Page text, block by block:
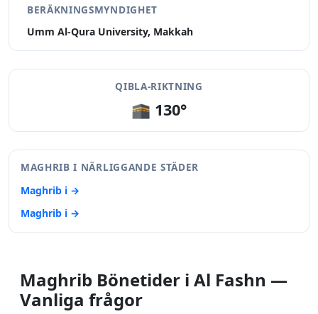
BERÄKNINGSMYNDIGHET
Umm Al-Qura University, Makkah
QIBLA-RIKTNING
🕋 130°
MAGHRIB I NÄRLIGGANDE STÄDER
Maghrib i →
Maghrib i →
Maghrib Bönetider i Al Fashn —
Vanliga frågor